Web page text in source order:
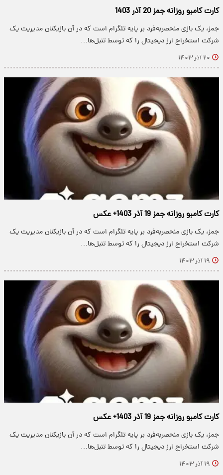
کارت کامبو روزانه جمز 20 آذر 1403
جمز، یک بازی منحصربه‌فرد بر پایه تلگرام است که در آن بازیکنان مدیریت یک
شرکت استخراج ارز دیجیتال را که توسط تنبل‌ها…
۲۰ آذر ۱۴۰۳
کارت کامبو روزانه جمز 19 آذر 1403+ عکس
جمز، یک بازی منحصربه‌فرد بر پایه تلگرام است که در آن بازیکنان مدیریت یک
شرکت استخراج ارز دیجیتال را که توسط تنبل‌ها…
۱۹ آذر ۱۴۰۳
کارت کامبو روزانه جمز 19 آذر 1403+ عکس
جمز، یک بازی منحصربه‌فرد بر پایه تلگرام است که در آن بازیکنان مدیریت یک
شرکت استخراج ارز دیجیتال را که توسط تنبل‌ها…
۱۹ آذر ۱۴۰۳